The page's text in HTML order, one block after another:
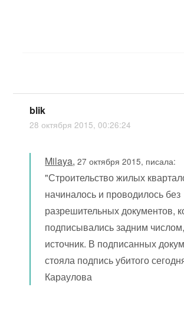
blik
28 октября 2015, 00:26:24
Milaya,27 октября 2015, писала:
"Строительство жилых
начиналось и проводилось без
разрешительных документов,
подписывались задним
источник. В подписанных
стояла подпись убитого
Караулова